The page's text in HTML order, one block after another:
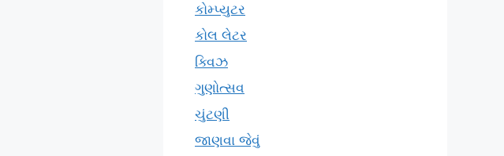
કોમ્પ્યુટર
કોલ લેટર
ક્વિઝ
ગુણોત્સવ
ચુંટણી
જાણવા જેવું